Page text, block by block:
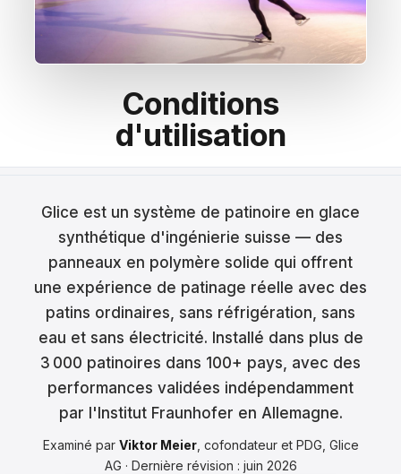
English
Deutsch
Français
Nederlands
Español
Português
Dansk
Svenska
Norsk
Suomi
Polski
Conditions
d'utilisation
Glice est un système de patinoire en glace
synthétique d'ingénierie suisse — des
panneaux en polymère solide qui offrent
une expérience de patinage réelle avec des
patins ordinaires, sans réfrigération, sans
eau et sans électricité. Installé dans plus de
3 000 patinoires dans 100+ pays, avec des
performances validées indépendamment
par l'Institut Fraunhofer en Allemagne.
Examiné par Viktor Meier, cofondateur et PDG, Glice
AG · Dernière révision : juin 2026